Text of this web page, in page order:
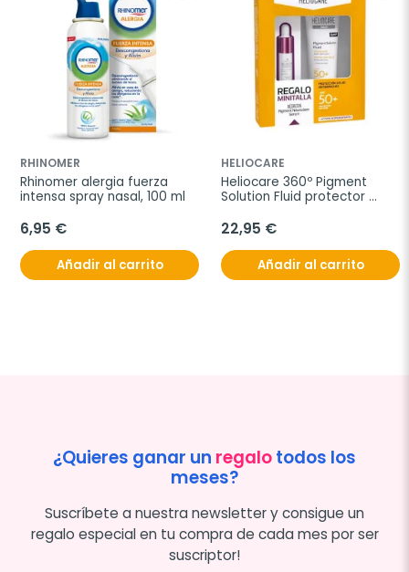
RHINOMER
Rhinomer alergia fuerza
intensa spray nasal, 100 ml
6,95 €
Añadir al carrito
HELIOCARE
Heliocare 360º Pigment
Solution Fluid protector
Neoretin Pigment Sérum 10
22,95 €
Añadir al carrito
¿Quieres ganar un regalotodos los
meses?
Suscríbete a nuestra newsletter y consigue un
regalo especial en tu compra de cada mes por ser
suscriptor!